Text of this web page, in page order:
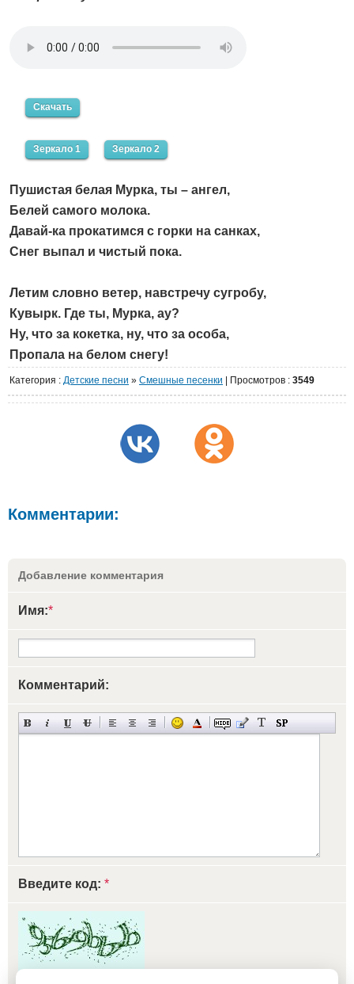
Скачать
Зеркало 1 Зеркало 2
Пушистая белая Мурка, ты – ангел,
Белей самого молока.
Давай-ка прокатимся с горки на санках,
Снег выпал и чистый пока.
Летим словно ветер, навстречу сугробу,
Кувырк. Где ты, Мурка, ау?
Ну, что за кокетка, ну, что за особа,
Пропала на белом снегу!
Категория : Детские песни » Cмешные песенки Просмотров : 3549
Комментарии:
Добавление комментария
Имя:*
Комментарий:
Введите код: *